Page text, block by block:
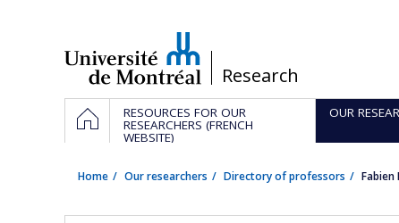
/Research
Navigation
principale
HOMERESOURCES FOR OUR
RESEARCHERS (FRENCH
WEBSITE)
OUR
Home Our researchers Directory of professors Fabien